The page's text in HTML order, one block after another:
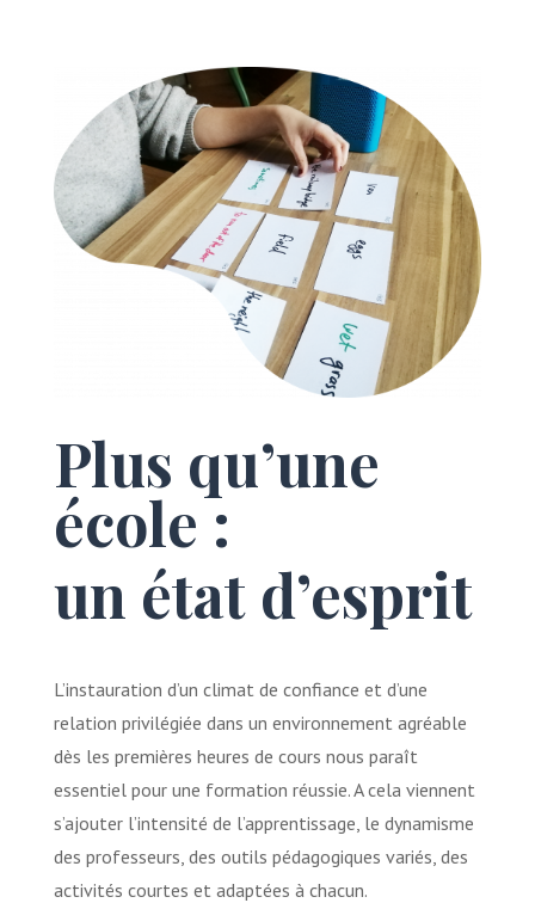
Plus qu’une
école :
un état d’esprit
L’instauration d’un climat de confiance et d’une
relation privilégiée dans un environnement agréable
dès les premières heures de cours nous paraît
essentiel pour une formation réussie. A cela viennent
s’ajouter l’intensité de l’apprentissage, le dynamisme
des professeurs, des outils pédagogiques variés, des
activités courtes et adaptées à chacun.